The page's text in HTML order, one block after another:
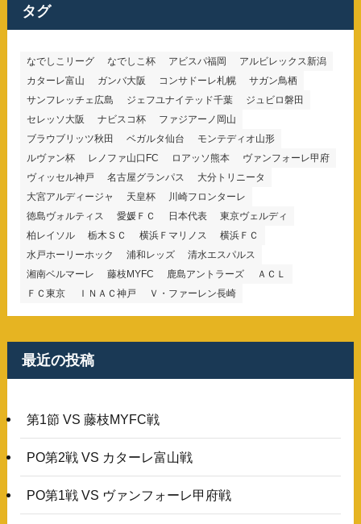
ー
タグ
なでしこリーグ なでしこ杯 アビスパ福岡
アルビレックス新潟
カターレ富山
ガンバ大阪 コンサドーレ札幌
サガン鳥栖
サンフレッチェ広島
ジェフユナイテッド千葉
ジュビロ磐田
セレッソ大阪
ナビスコ杯
ファジアーノ岡山
ブラウブリッツ秋田
ベガルタ仙台
モンテディオ山形
ルヴァン杯
レノファ山口FC ロアッソ熊本
ヴァンフォーレ甲府
ヴィッセル神戸
名古屋グランパス
大分トリニータ
大宮アルディージャ
天皇杯
川崎フロンターレ
徳島ヴォルティス
愛媛ＦＣ 日本代表
東京ヴェルディ
柏レイソル
栃木ＳＣ 横浜Ｆマリノス
横浜ＦＣ
水戸ホーリーホック
浦和レッズ
清水エスパルス
湘南ベルマーレ
藤枝MYFC 鹿島アントラーズ
ＡＣＬ
ＦＣ東京
ＩＮＡＣ神戸 Ｖ・ファーレン長崎
最近の投稿
第1節 VS 藤枝MYFC戦
PO第2戦 VS カターレ富山戦
PO第1戦 VS ヴァンフォーレ甲府戦